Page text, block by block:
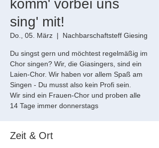
komm' vorbei uns
sing' mit!
Do., 05. März
  |
Nachbarschaftsteff Giesing
Du singst gern und möchtest regelmäßig im
Chor singen? Wir, die Giasingers, sind ein
Laien-Chor. Wir haben vor allem Spaß am
Singen - Du musst also kein Profi sein.
Wir sind ein Frauen-Chor und proben alle
14 Tage immer donnerstags
Zeit & Ort